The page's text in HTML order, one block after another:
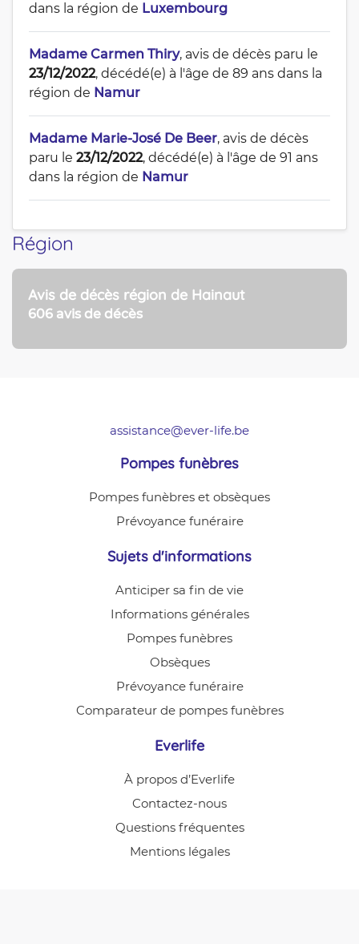
dans la région de Luxembourg
Madame Carmen Thiry, avis de décès paru le
23/12/2022, décédé(e) à l'âge de 89 ans dans la
région de Namur
Madame Marie-José De Beer, avis de décès
paru le 23/12/2022, décédé(e) à l'âge de 91 ans
dans la région de Namur
Région
Avis de décès région de Hainaut
606 avis de décès
assistance@ever-life.be
Pompes funèbres
Pompes funèbres et obsèques
Prévoyance funéraire
Sujets d'informations
Anticiper sa fin de vie
Informations générales
Pompes funèbres
Obsèques
Prévoyance funéraire
Comparateur de pompes funèbres
Everlife
À propos d’Everlife
Contactez-nous
Questions fréquentes
Mentions légales